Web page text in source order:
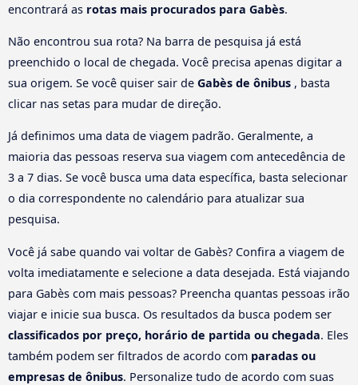
encontrará as rotas mais procurados para Gabès.
Não encontrou sua rota? Na barra de pesquisa já está
preenchido o local de chegada. Você precisa apenas digitar a
sua origem. Se você quiser sair de Gabès de ônibus , basta
clicar nas setas para mudar de direção.
Já definimos uma data de viagem padrão. Geralmente, a
maioria das pessoas reserva sua viagem com antecedência de
3 a 7 dias. Se você busca uma data específica, basta selecionar
o dia correspondente no calendário para atualizar sua
pesquisa.
Você já sabe quando vai voltar de Gabès? Confira a viagem de
volta imediatamente e selecione a data desejada. Está viajando
para Gabès com mais pessoas? Preencha quantas pessoas irão
viajar e inicie sua busca. Os resultados da busca podem ser
classificados por preço, horário de partida ou chegada. Eles
também podem ser filtrados de acordo com paradas ou
empresas de ônibus. Personalize tudo de acordo com suas